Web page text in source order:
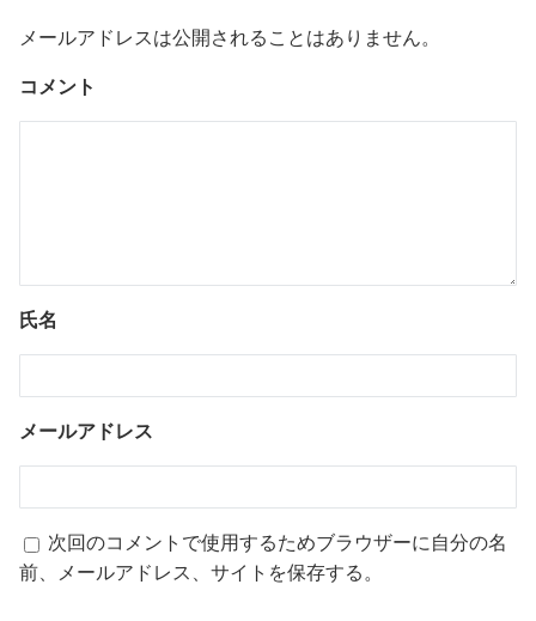
メールアドレスは公開されることはありません。
コメント
氏名
メールアドレス
次回のコメントで使用するためブラウザーに自分の名
前、メールアドレス、サイトを保存する。